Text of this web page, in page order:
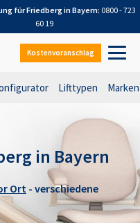
fürFriedberg in Bayern: 0800 - 723
60 19
Kostenvoranschlag
Lifttypen Marken
in Bayern
Ort- verschiedene